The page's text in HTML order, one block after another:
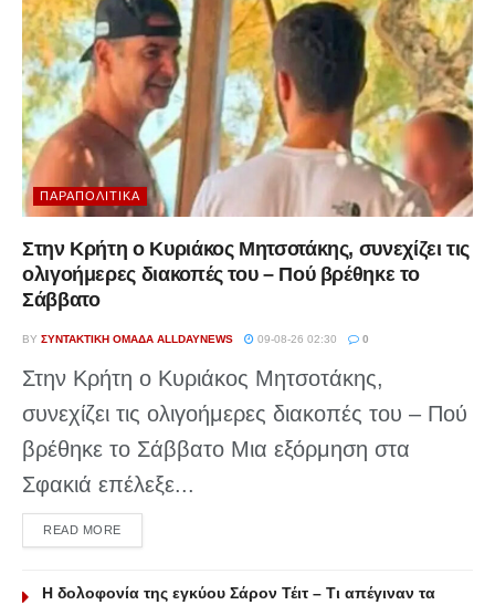
ΠΑΡΑΠΟΛΙΤΙΚΆ
Στην Κρήτη ο Κυριάκος Μητσοτάκης, συνεχίζει τις
ολιγοήμερες διακοπές του – Πού βρέθηκε το
Σάββατο
BY ΣΥΝΤΑΚΤΙΚΉ ΟΜΆΔΑ ALLDAYNEWS 09-08-26 02:30 0
Στην Κρήτη ο Κυριάκος Μητσοτάκης,
συνεχίζει τις ολιγοήμερες διακοπές του – Πού
βρέθηκε το Σάββατο Μια εξόρμηση στα
Σφακιά επέλεξε...
READ MOREDETAILS
Η δολοφονία της εγκύου Σάρον Τέιτ – Τι απέγιναν τα